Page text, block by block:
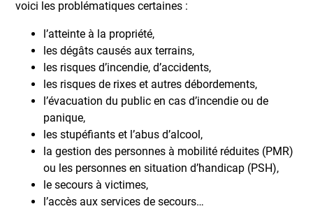
voici les problématiques certaines :
l’atteinte à la propriété,
les dégâts causés aux terrains,
les risques d’incendie, d’accidents,
les risques de rixes et autres débordements,
l’évacuation du public en cas d’incendie ou de
panique,
les stupéfiants et l’abus d’alcool,
la gestion des personnes à mobilité réduites (PMR)
ou les personnes en situation d’handicap (PSH),
le secours à victimes,
l’accès aux services de secours…